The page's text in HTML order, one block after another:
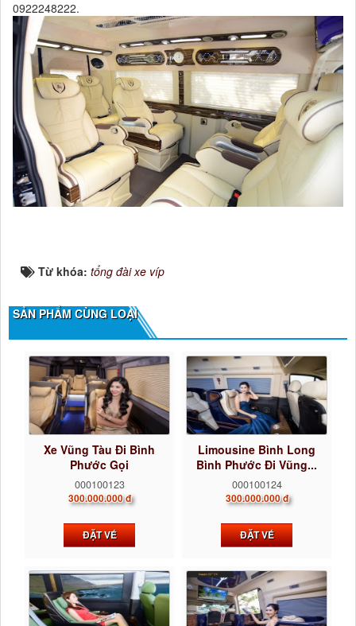
0922248222.
Từ khóa: tổng đài xe víp
SẢN PHẨM CÙNG LOẠI
Xe Vũng Tàu Đi Bình
Phước Gọi
0922242225...
000100123
300.000.000 đ
ĐẶT VÉ
Limousine Bình Long
Bình Phước Đi Vũng...
000100124
300.000.000 đ
ĐẶT VÉ